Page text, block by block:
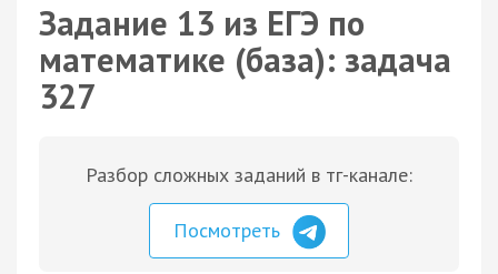
Задание 13 из ЕГЭ по
математике (база): задача
327
Разбор сложных заданий в тг-канале:
Посмотреть